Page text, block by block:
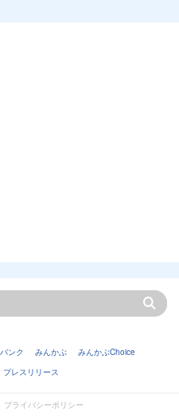
バンク みんかぶ
みんかぶChoice
プレスリリース
プライバシーポリシー